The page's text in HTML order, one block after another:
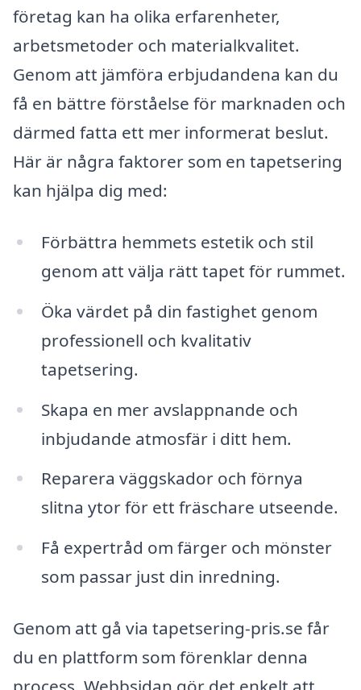
företag kan ha olika erfarenheter,
arbetsmetoder och materialkvalitet.
Genom att jämföra erbjudandena kan du
få en bättre förståelse för marknaden och
därmed fatta ett mer informerat beslut.
Här är några faktorer som en tapetsering
kan hjälpa dig med:
Förbättra hemmets estetik och stil
genom att välja rätt tapet för rummet.
Öka värdet på din fastighet genom
professionell och kvalitativ
tapetsering.
Skapa en mer avslappnande och
inbjudande atmosfär i ditt hem.
Reparera väggskador och förnya
slitna ytor för ett fräschare utseende.
Få expertråd om färger och mönster
som passar just din inredning.
Genom att gå via tapetsering-pris.se får
du en plattform som förenklar denna